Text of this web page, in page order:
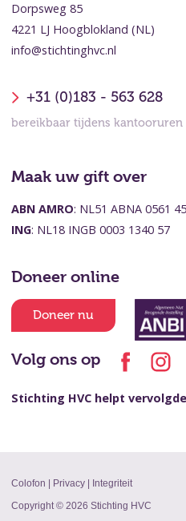
Dorpsweg 85
4221 LJ Hoogblokland (NL)
info@stichtinghvc.nl
+31 (0)183 - 563 628
bereikbaar tijdens kantooruren
Maak uw gift over
ABN AMRO: NL51 ABNA 0561
ING: NL18 INGB 0003 1340 57
Doneer online
Doneer nu
Volg ons op
Stichting HVC helpt
Colofon | Privacy| Integriteit
Copyright © 2026 Stichting HVC